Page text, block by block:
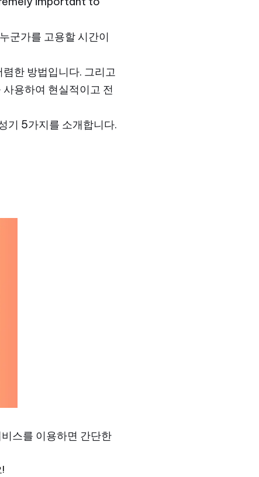
군가를 고용할 시간이
한 방법입니다. 그리고
용하여 현실적이고 전
기 5가지를 소개합니다.
스를 이용하면 간단한